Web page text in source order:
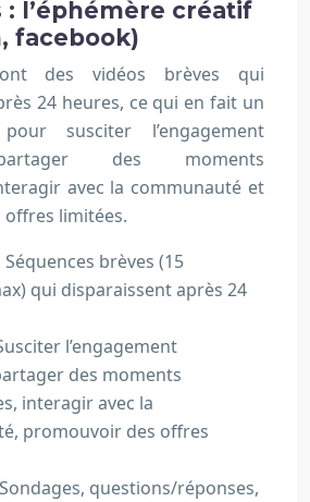
: l’éphémère créatif
facebook)
des vidéos brèves qui
24 heures, ce qui en fait un
susciter l’engagement
des moments
avec la communauté et
limitées.
Séquences brèves (15
qui disparaissent après 24
l’engagement
des moments
interagir avec la
promouvoir des offres
Sondages, questions/réponses,